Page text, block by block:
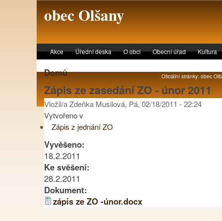
obec Olšany
Akce Úřední deska O obci Obecní úřad Kultura
Domů
Zápis ze zasedání ZO - únor 2011
Vložil/a Zdeňka Musilová, Pá, 02/18/2011 - 22:24
Vytvořeno v
Zápis z jednání ZO
Vyvěšeno:
18.2.2011
Ke svěšení:
28.2.2011
Dokument:
zápis ze ZO -únor.docx
Oficiální stránky: obec